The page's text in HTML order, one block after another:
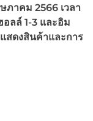
ภาคม 2566 เวลา
ลล์ 1-3 และอิม
สดงสินค้าและการ